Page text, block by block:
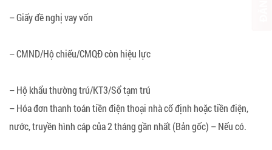
– Giấy đề nghị vay vốn
– CMND/Hộ chiếu/CMQĐ còn hiệu lực
– Hộ khẩu thường trú/KT3/Sổ tạm trú
– Hóa đơn thanh toán tiền điện thoại nhà cố định hoặc tiền điện,
nước, truyền hình cáp của 2 tháng gần nhất (Bản gốc) – Nếu có.